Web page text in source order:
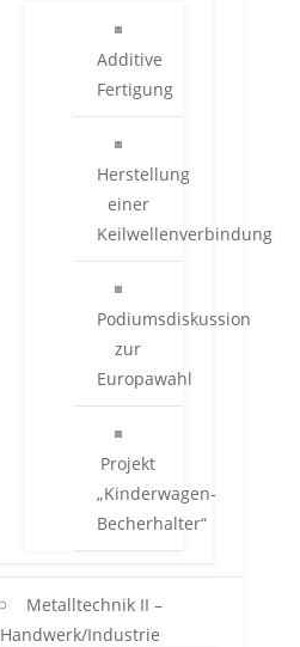
Additive
Fertigung
Herstellung
einer
Keilwellenverbindung
Podiumsdiskussion
zur
Europawahl
Projekt
„Kinderwagen-
Becherhalter“
Metalltechnik II –
Handwerk/Industrie